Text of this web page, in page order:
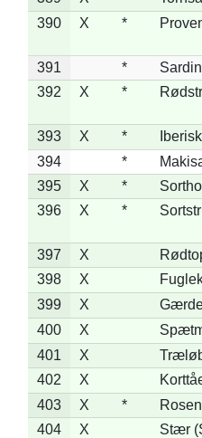
390
X *
391 *
392
X *
393 X *
394
*
395
X *
396
X *
397 X
398
X
399
X
400
X
401
X
402
X
403
X *
404
X
Stær